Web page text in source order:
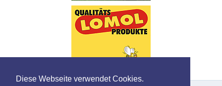
Diese Webseite verwendet Cookies.